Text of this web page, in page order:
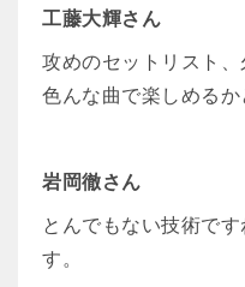
工藤大輝さん
攻めのセットリスト
色んな曲で楽しめるか
岩岡徹さん
とんでもない技術で
す。